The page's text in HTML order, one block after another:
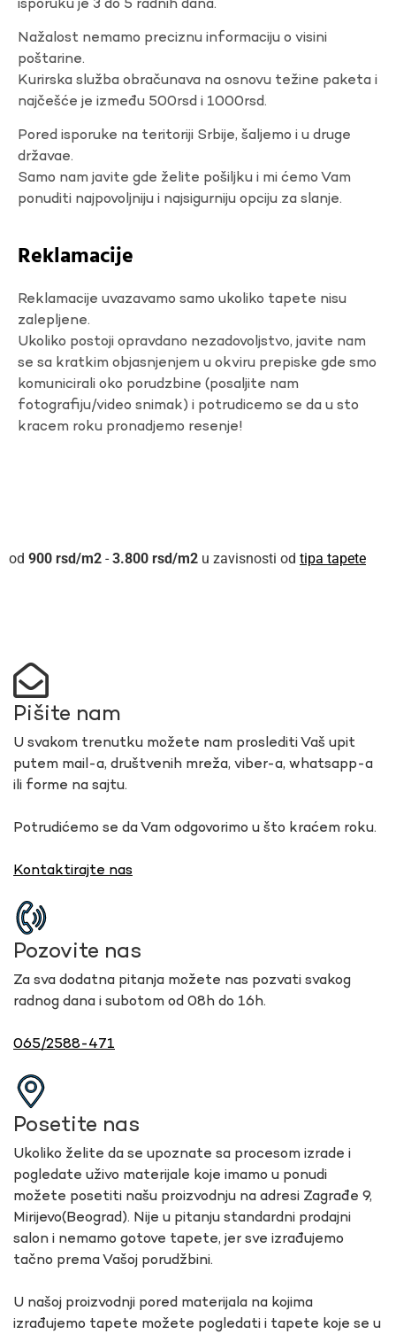
isporuku je 3 do 5 radnih dana.
Nažalost nemamo preciznu informaciju o visini
poštarine.
Kurirska služba obračunava na osnovu težine paketa i
najčešće je između 500rsd i 1000rsd.
Pored isporuke na teritoriji Srbije, šaljemo i u druge
državae.
Samo nam javite gde želite pošiljku i mi ćemo Vam
ponuditi najpovoljniju i najsigurniju opciju za slanje.
Reklamacije
Reklamacije uvazavamo samo ukoliko tapete nisu
zalepljene.
Ukoliko postoji opravdano nezadovoljstvo, javite nam
se sa kratkim objasnjenjem u okviru prepiske gde smo
komunicirali oko porudzbine (posaljite nam
fotografiju/video snimak) i potrudicemo se da u sto
kracem roku pronadjemo resenje!
900 rsd - 3.800 rsd u zavisnosti od tipa tapete
Pišite nam
U svakom trenutku možete nam proslediti Vaš upit
putem mail-a, društvenih mreža, viber-a, whatsapp-a
ili forme na sajtu.
Potrudićemo se da Vam odgovorimo u što kraćem roku.
Kontaktirajte nas
Pozovite nas
Za sva dodatna pitanja možete nas pozvati svakog
radnog dana i subotom od 08h do 16h.
065/2588-471
Posetite nas
Ukoliko želite da se upoznate sa procesom izrade i
pogledate uživo materijale koje imamo u ponudi
možete posetiti našu proizvodnju na adresi Zagrađe 9,
Mirijevo(Beograd). Nije u pitanju standardni prodajni
salon i nemamo gotove tapete, jer sve izrađujemo
tačno prema Vašoj porudžbini.
U našoj proizvodnji pored materijala na kojima
izrađujemo tapete možete pogledati i tapete koje se u